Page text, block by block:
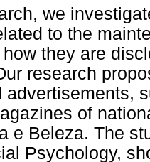
we
to the
they are
research
advertisements,
of
e Beleza. The
Psychology,